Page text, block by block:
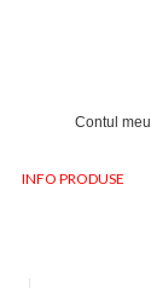
Contul meu
INFO PRODUSE